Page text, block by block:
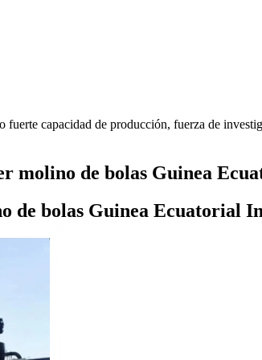
capacidad de producción, fuerza de
molino de bolas Guinea
de bolas Guinea Ecuatorial